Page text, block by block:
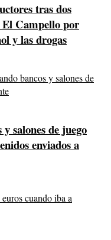
tras dos
El Campello por
y las drogas
salones de juego
enviados a